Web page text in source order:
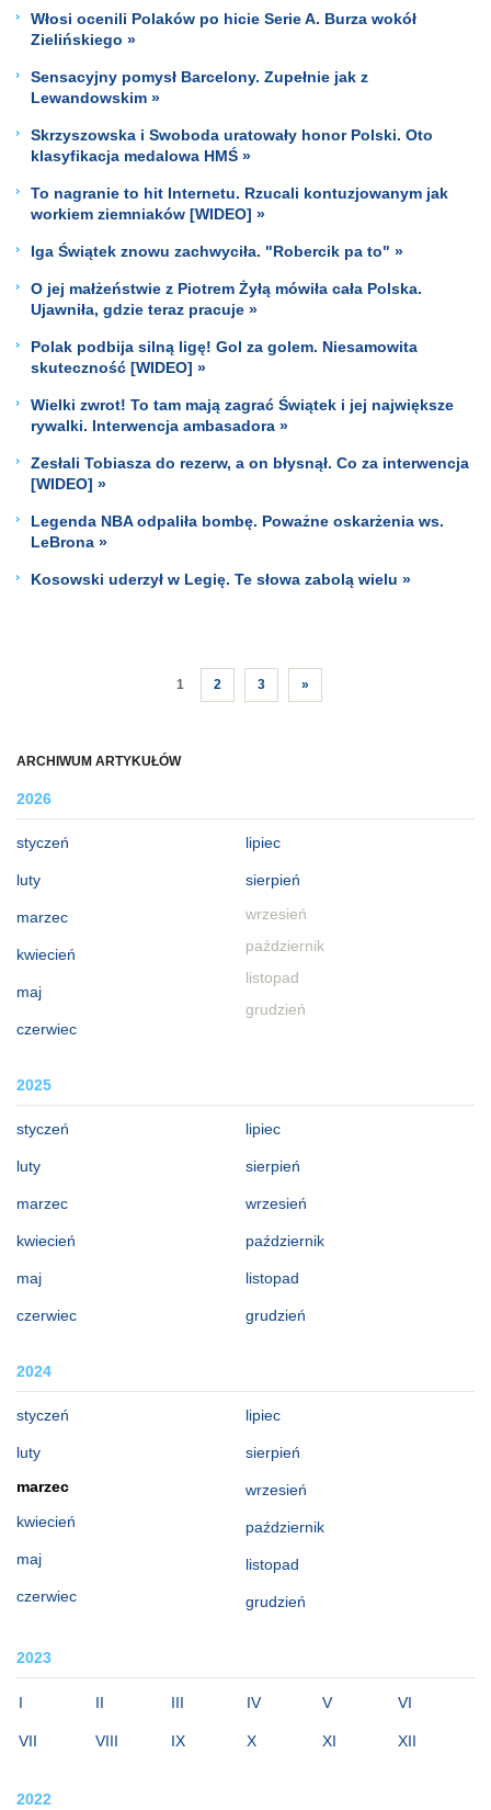
ARCHIWUM ARTYKUŁÓW
2026
styczeń
luty
marzec
kwiecień
maj
czerwiec
lipiec
sierpień
wrzesień
październik
listopad
grudzień
2025
styczeń
luty
marzec
kwiecień
maj
czerwiec
lipiec
sierpień
wrzesień
październik
listopad
grudzień
2024
styczeń
luty
marzec
kwiecień
maj
czerwiec
lipiec
sierpień
wrzesień
październik
listopad
grudzień
2023
I II III IV V VI
VII VIII IX X XI XII
2022
Włosi ocenili Polaków po hicie Serie A. Burza wokół
Zielińskiego »
Sensacyjny pomysł Barcelony. Zupełnie jak z
Lewandowskim »
Skrzyszowska i Swoboda uratowały honor Polski. Oto
klasyfikacja medalowa HMŚ »
To nagranie to hit Internetu. Rzucali kontuzjowanym jak
workiem ziemniaków [WIDEO] »
Iga Świątek znowu zachwyciła. "Robercik pa to" »
O jej małżeństwie z Piotrem Żyłą mówiła cała Polska.
Ujawniła, gdzie teraz pracuje »
Polak podbija silną ligę! Gol za golem. Niesamowita
skuteczność [WIDEO] »
Wielki zwrot! To tam mają zagrać Świątek i jej największe
rywalki. Interwencja ambasadora »
Zesłali Tobiasza do rezerw, a on błysnął. Co za interwencja
[WIDEO] »
Legenda NBA odpaliła bombę. Poważne oskarżenia ws.
LeBrona »
Kosowski uderzył w Legię. Te słowa zabolą wielu »
1 2 3 »